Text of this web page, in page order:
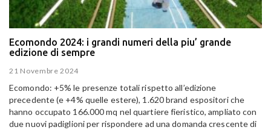
Ecomondo 2024: i grandi numeri della piu’ grande
edizione di sempre
21 Novembre 2024
Ecomondo: +5% le presenze totali rispetto all’edizione
precedente (e +4% quelle estere), 1.620 brand espositori che
hanno occupato 166.000 mq nel quartiere fieristico, ampliato con
due nuovi padiglioni per rispondere ad una domanda crescente di